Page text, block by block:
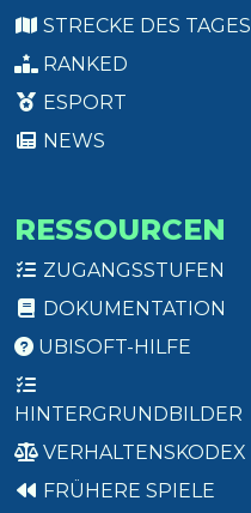
STRECKE DES TAGES
RANKED
ESPORT
NEWS
RESSOURCEN
ZUGANGSSTUFEN
DOKUMENTATION
UBISOFT-HILFE
HINTERGRUNDBILDER
VERHALTENSKODEX
FRÜHERE SPIELE